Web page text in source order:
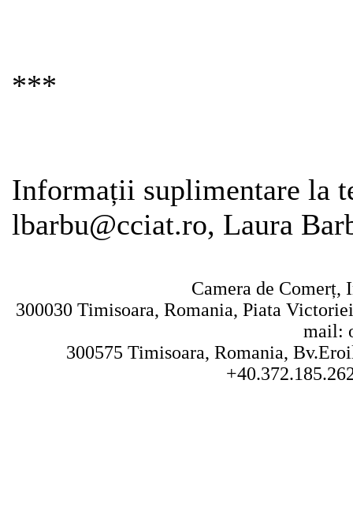
***
Informații suplimentare la
lbarbu@cciat.ro, Laura
Camera de
300030 Timisoara, Romania, Piata
mail:
300575 Timisoara, Romania,